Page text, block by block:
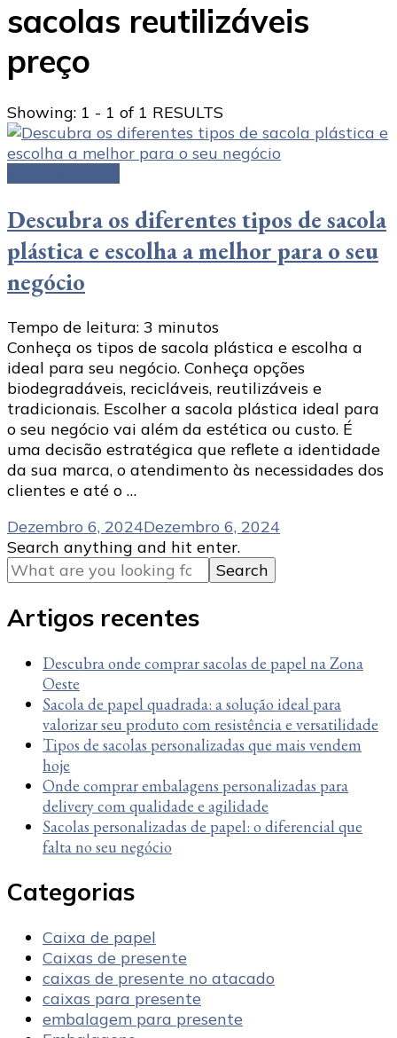
sacolas reutilizáveis
preço
Showing: 1 - 1 of 1 RESULTS
Descubra os diferentes tipos de sacola
plástica e escolha a melhor para o seu
negócio
Tempo de leitura: 3 minutos
Conheça os tipos de sacola plástica e escolha a
ideal para seu negócio. Conheça opções
biodegradáveis, recicláveis, reutilizáveis e
tradicionais. Escolher a sacola plástica ideal para
o seu negócio vai além da estética ou custo. É
uma decisão estratégica que reflete a identidade
da sua marca, o atendimento às necessidades dos
clientes e até o …
Dezembro 6, 2024Dezembro 6, 2024
Looking
for
Something?
Search anything and hit enter.
Artigos recentes
Descubra onde comprar sacolas de papel na Zona
Oeste
Sacola de papel quadrada: a solução ideal para
valorizar seu produto com resistência e versatilidade
Tipos de sacolas personalizadas que mais vendem
hoje
Onde comprar embalagens personalizadas para
delivery com qualidade e agilidade
Sacolas personalizadas de papel: o diferencial que
falta no seu negócio
Categorias
Caixa de papel
Caixas de presente
caixas de presente no atacado
caixas para presente
embalagem para presente